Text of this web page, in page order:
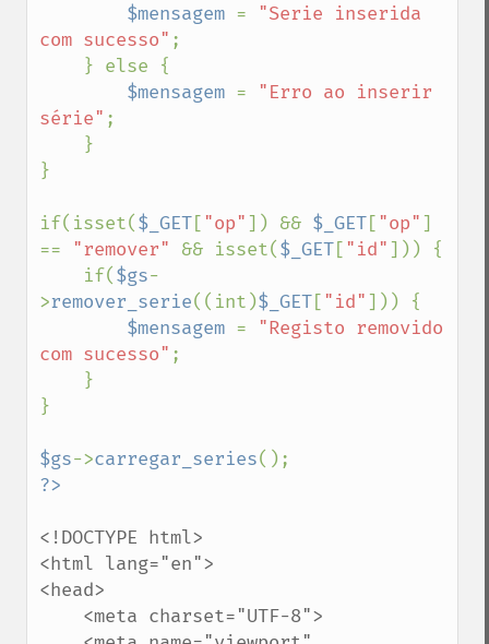
$mensagem =
"Serie inserida
com sucesso" ;
$mensagem =
"Erro ao inserir
série" ;
}
if(isset($_GET[ "op"]) && $_GET[ "op"]
==
"remover" && isset($_GET[ "id"])) {
    if(
$gs-
>remover_serie((int)$_GET[ "id"])) {
$mensagem =
"Registo removido
com sucesso" ;
}
$gs->carregar_series
<!DOCTYPE html>
<html lang="en">
<head>